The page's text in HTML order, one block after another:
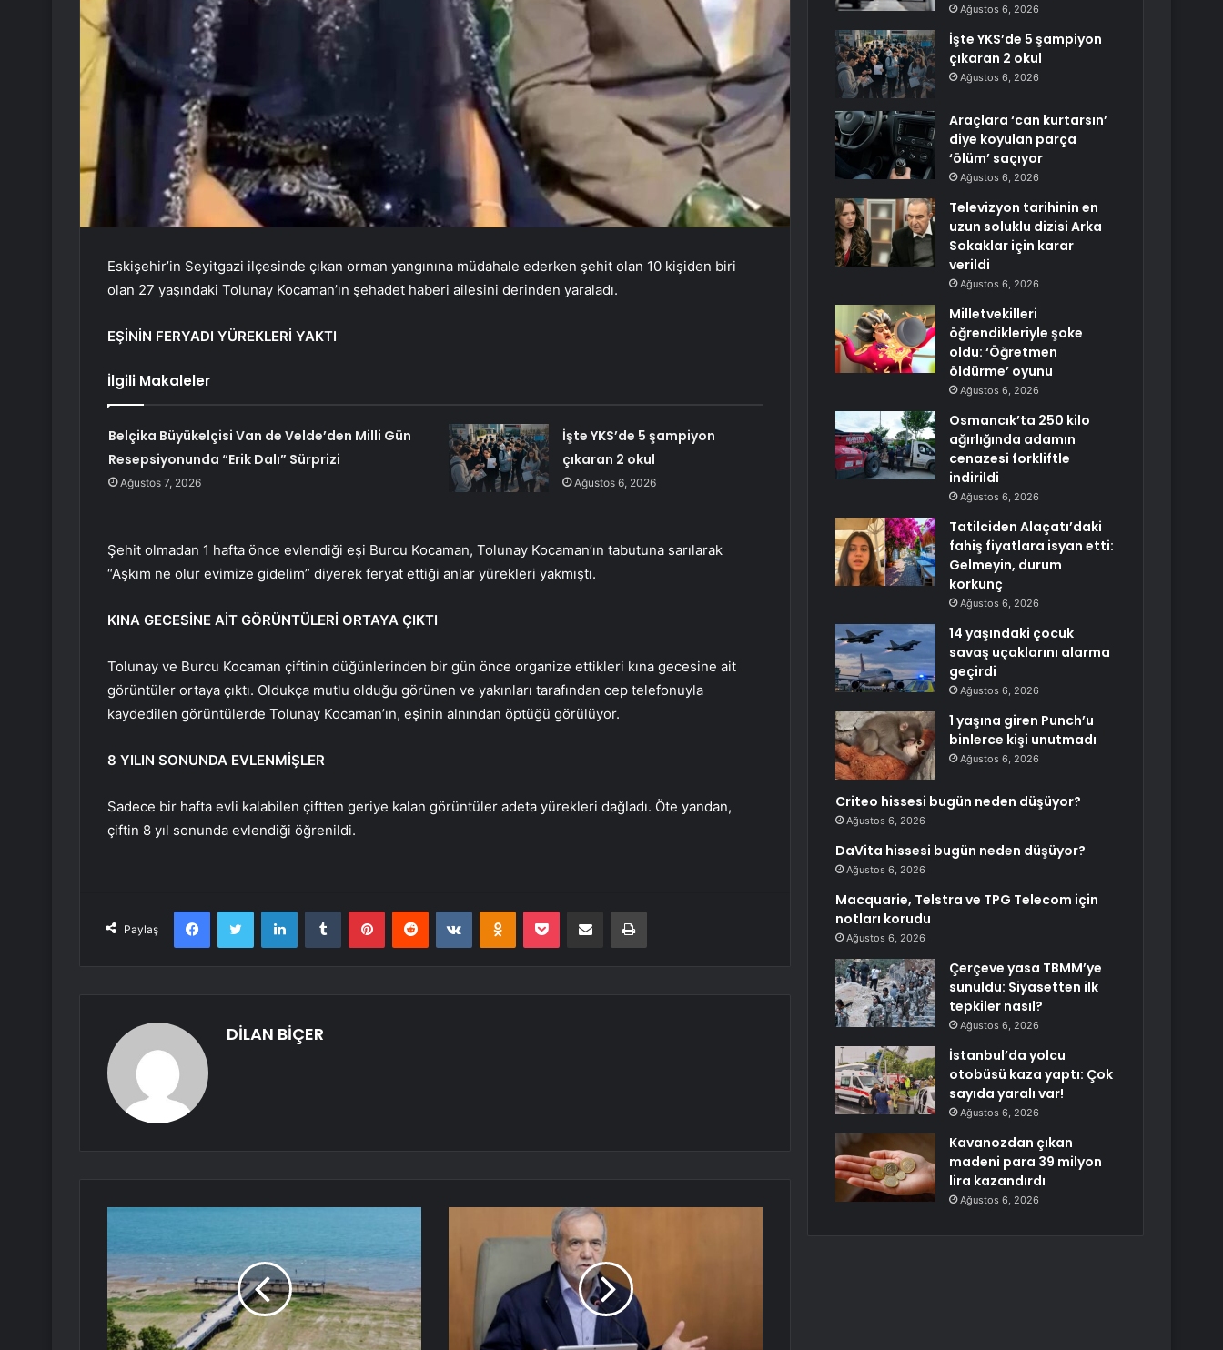
Eskişehir’in Seyitgazi ilçesinde çıkan orman yangınına müdahale ederken şehit olan 10 kişiden biri
olan 27 yaşındaki Tolunay Kocaman’ın şehadet haberi ailesini derinden yaraladı.
EŞİNİN FERYADI YÜREKLERİ YAKTI
İlgili Makaleler
Belçika Büyükelçisi Van de Velde’den Milli Gün
Resepsiyonunda “Erik Dalı” Sürprizi
Ağustos 7, 2026
İşte YKS’de 5 şampiyon
çıkaran 2 okul
Ağustos 6, 2026
Şehit olmadan 1 hafta önce evlendiği eşi Burcu Kocaman, Tolunay Kocaman’ın tabutuna sarılarak
“Aşkım ne olur evimize gidelim” diyerek feryat ettiği anlar yürekleri yakmıştı.
KINA GECESİNE AİT GÖRÜNTÜLERİ ORTAYA ÇIKTI
Tolunay ve Burcu Kocaman çiftinin düğünlerinden bir gün önce organize ettikleri kına gecesine ait
görüntüler ortaya çıktı. Oldukça mutlu olduğu görünen ve yakınları tarafından cep telefonuyla
kaydedilen görüntülerde Tolunay Kocaman’ın, eşinin alnından öptüğü görülüyor.
8 YILIN SONUNDA EVLENMİŞLER
Sadece bir hafta evli kalabilen çiftten geriye kalan görüntüler adeta yürekleri dağladı. Öte yandan,
çiftin 8 yıl sonunda evlendiği öğrenildi.
Paylaş
FacebookTwitter LinkedInTumblr PinterestReddit VKontakteOdnoklassniki
Pocket E-Posta ile paylaş Yazdır
DİLAN BİÇER
Ağustos 6, 2026
İşte YKS’de 5 şampiyon
çıkaran 2 okul
Ağustos 6, 2026
Araçlara ‘can kurtarsın’
diye koyulan parça
‘ölüm’ saçıyor
Ağustos 6, 2026
Televizyon tarihinin en
uzun soluklu dizisi Arka
Sokaklar için karar
verildi
Ağustos 6, 2026
Milletvekilleri
öğrendikleriyle şoke
oldu: ‘Öğretmen
öldürme’ oyunu
Ağustos 6, 2026
Osmancık’ta 250 kilo
ağırlığında adamın
cenazesi forkliftle
indirildi
Ağustos 6, 2026
Tatilciden Alaçatı’daki
fahiş fiyatlara isyan etti:
Gelmeyin, durum
korkunç
Ağustos 6, 2026
14 yaşındaki çocuk
savaş uçaklarını alarma
geçirdi
Ağustos 6, 2026
1 yaşına giren Punch’u
binlerce kişi unutmadı
Ağustos 6, 2026
Criteo hissesi bugün neden düşüyor?
Ağustos 6, 2026
DaVita hissesi bugün neden düşüyor?
Ağustos 6, 2026
Macquarie, Telstra ve TPG Telecom için
notları korudu
Ağustos 6, 2026
Çerçeve yasa TBMM’ye
sunuldu: Siyasetten ilk
tepkiler nasıl?
Ağustos 6, 2026
İstanbul’da yolcu
otobüsü kaza yaptı: Çok
sayıda yaralı var!
Ağustos 6, 2026
Kavanozdan çıkan
madeni para 39 milyon
lira kazandırdı
Ağustos 6, 2026